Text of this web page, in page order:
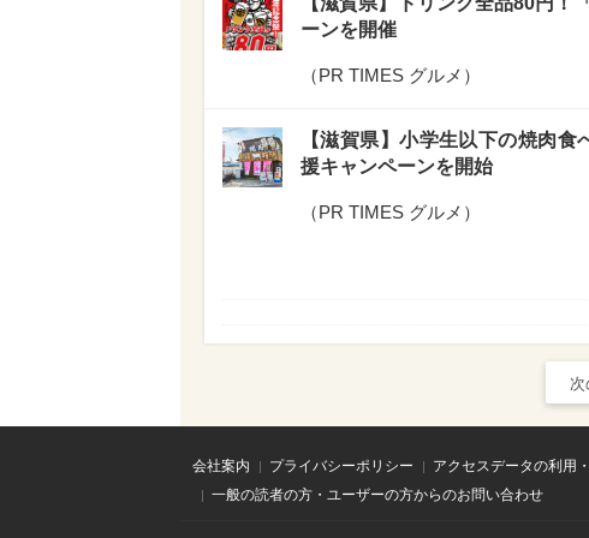
ーンを開催
（PR TIMES グルメ ）
【滋賀県】小学生以下の焼肉
援キャンペーンを開始
（PR TIMES グルメ ）
次
会社案内 プライバシーポリシー アクセスデータの利用
一般の読者の方・ユーザーの方からのお問い合わせ